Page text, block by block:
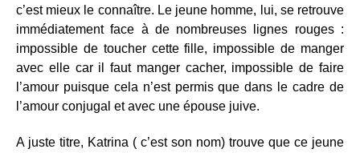
c’est mieux le connaître. Le jeune homme, lui, se retrouve
immédiatement face à de nombreuses lignes rouges :
impossible de toucher cette fille, impossible de manger
avec elle car il faut manger cacher, impossible de faire
l’amour puisque cela n’est permis que dans le cadre de
l’amour conjugal et avec une épouse juive.
A juste titre, Katrina ( c’est son nom) trouve que ce jeune